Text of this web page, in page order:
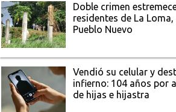
Doble crimen
residentes de La Loma,
Pueblo Nuevo
Vendió su celular y
infierno: 104 años por
de hijas e hijastra